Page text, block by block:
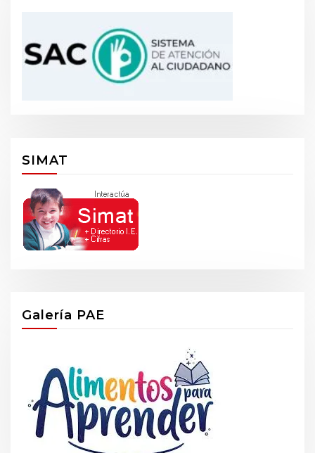
SIMAT
Galería PAE